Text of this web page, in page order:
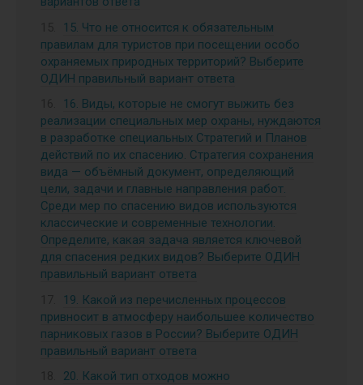
15. Что не относится к обязательным
правилам для туристов при посещении особо
охраняемых природных территорий? Выберите
ОДИН правильный вариант ответа
16. Виды, которые не смогут выжить без
реализации специальных мер охраны, нуждаются
в разработке специальных Стратегий и Планов
действий по их спасению. Стратегия сохранения
вида — объёмный документ, определяющий
цели, задачи и главные направления работ.
Среди мер по спасению видов используются
классические и современные технологии.
Определите, какая задача является ключевой
для спасения редких видов? Выберите ОДИН
правильный вариант ответа
19. Какой из перечисленных процессов
привносит в атмосферу наибольшее количество
парниковых газов в России? Выберите ОДИН
правильный вариант ответа
20. Какой тип отходов можно